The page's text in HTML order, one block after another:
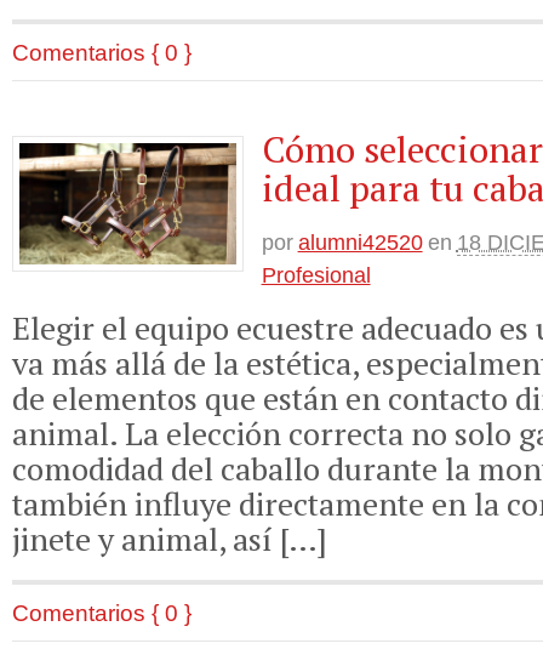
Comentarios { 0 }
Cómo
ideal para tu
por alumni42520 en 18
Profesional
Elegir el equipo ecuestre adecuado
va más allá de la estética,
de elementos que están en contacto
animal. La elección correcta no solo
comodidad del caballo durante la
también influye directamente en la
jinete y animal, así […]
Comentarios { 0 }